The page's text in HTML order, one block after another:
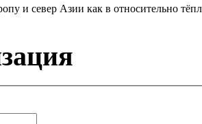
и север Азии как в относительно